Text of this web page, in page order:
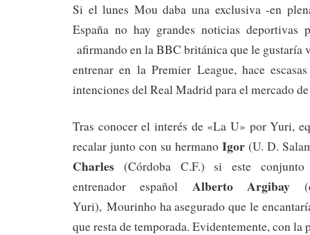
Si el lunes Mou daba una exclusiva -en
España no hay grandes noticias deportivas
afirmando en la BBC británica que le gustaría
entrenar en la Premier League, hace
intenciones del Real Madrid para el mercado
Tras conocer el interés de «La U» por Yuri,
recalar junto con su hermano Igor(U. D.
Charles (Córdoba C.F.) si este
entrenador español Alberto Argibay
Yuri), Mourinho ha asegurado que le
que resta de temporada. Evidentemente, con la